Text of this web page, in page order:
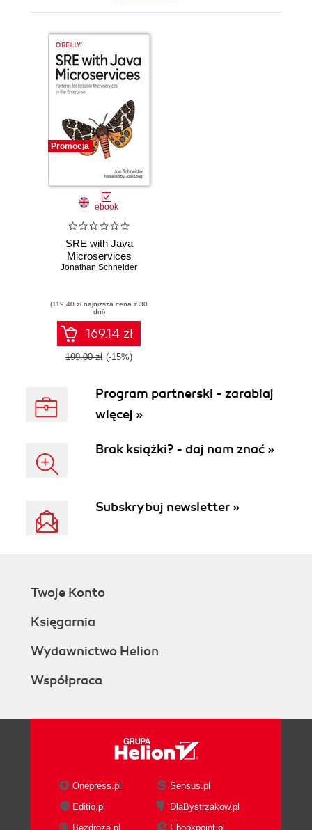
Promocja
ebook
SRE with Java
Microservices
Jonathan Schneider
(119,40 zł najniższa cena z 30
dni)
169.14 zł
199.00 zł (-15%)
Program partnerski - zarabiaj
więcej »
Brak książki? - daj nam znać »
Subskrybuj newsletter »
Twoje Konto
Księgarnia
Wydawnictwo Helion
Współpraca
Onepress.pl
Sensus.pl
Editio.pl
DlaBystrzakow.pl
Bezdroza.pl
Ebookpoint.pl